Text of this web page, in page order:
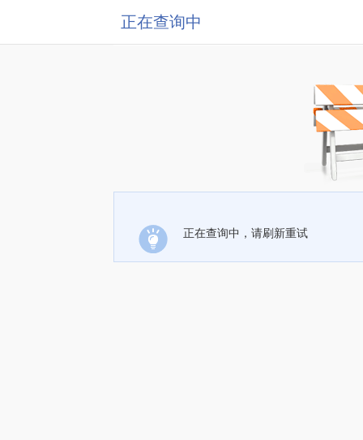
正在查询中
正在查询中，请刷新重试